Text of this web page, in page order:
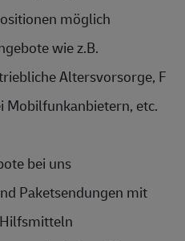
möglich
ebote wie z.B.
Altersvorsorge, F
Mobilfunkanbietern, etc.
bei uns